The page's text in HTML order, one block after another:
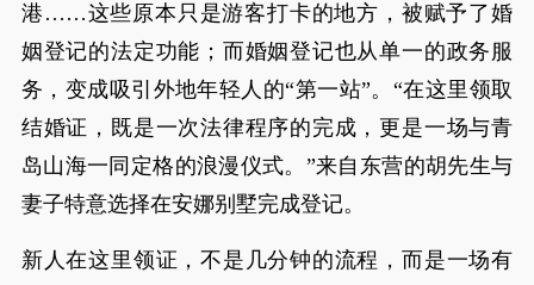
港……这些原本只是游客打卡的地方，被赋予了婚
姻登记的法定功能；而婚姻登记也从单一的政务服
务，变成吸引外地年轻人的“第一站”。“在这里领取
结婚证，既是一次法律程序的完成，更是一场与青
岛山海一同定格的浪漫仪式。”来自东营的胡先生与
妻子特意选择在安娜别墅完成登记。
新人在这里领证，不是几分钟的流程，而是一场有